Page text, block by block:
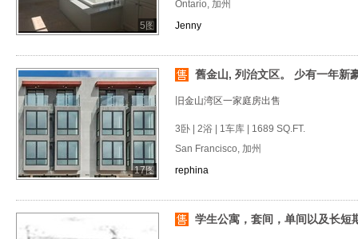
5图
Ontario, 加州
Jenny
17图
舊金山, 列治文区。 少有一年新
旧金山湾区一家庭房出售
3卧 | 2浴 | 1车库 | 1689 SQ.FT.
San Francisco, 加州
rephina
学生公寓，套间，单间以及长短